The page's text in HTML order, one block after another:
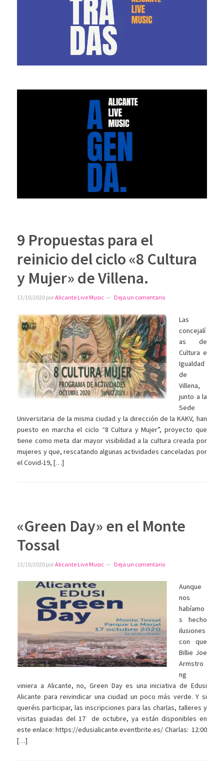
9 Propuestas para el
reinicio del ciclo «8 Cultura
y Mujer» de Villena.
13/10/2020 porAlicante Live Music Deja un comentario
Las
concejalí
as de
Cultura e
Igualdad
de
Villena,
junto a la
Sede
Universitaria de la misma ciudad y la dirección de la KAKV, han
puesto en marcha el ciclo “8 Cultura y Mujer”, proyecto que
tiene como meta dar mayor visibilidad a la cultura creada por
mujeres y que, rescatando algunas actividades canceladas por
el Covid-19, […]
«Green Day» en el Monte
Tossal
13/10/2020 porAlicante Live Music Deja un comentario
Aunque
nos
habíamo
s hecho
ilusiones
con que
Billie Joe
Armstro
ng
viniera a Alicante, no, Green Day es una iniciativa de Edusi
Alicante para reivindicar una ciudad un poco más verde. Y si
queréis participar, las inscripciones para las charlas, talleres y
visitas guiadas del 17 de octubre, ya están disponibles en
este enlace: https://edusialicante.eventbrite.es/ Charlas: 12:00
[…]